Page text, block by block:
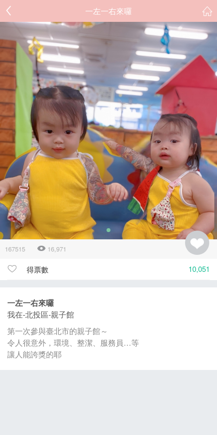
一左一右來囉
167515 16,971
得票數 10,051
一左一右來囉
我在-北投區-親子館
第一次參與臺北市的親子館～
令人很意外，環境、整潔、服務員…等
讓人能誇獎的耶